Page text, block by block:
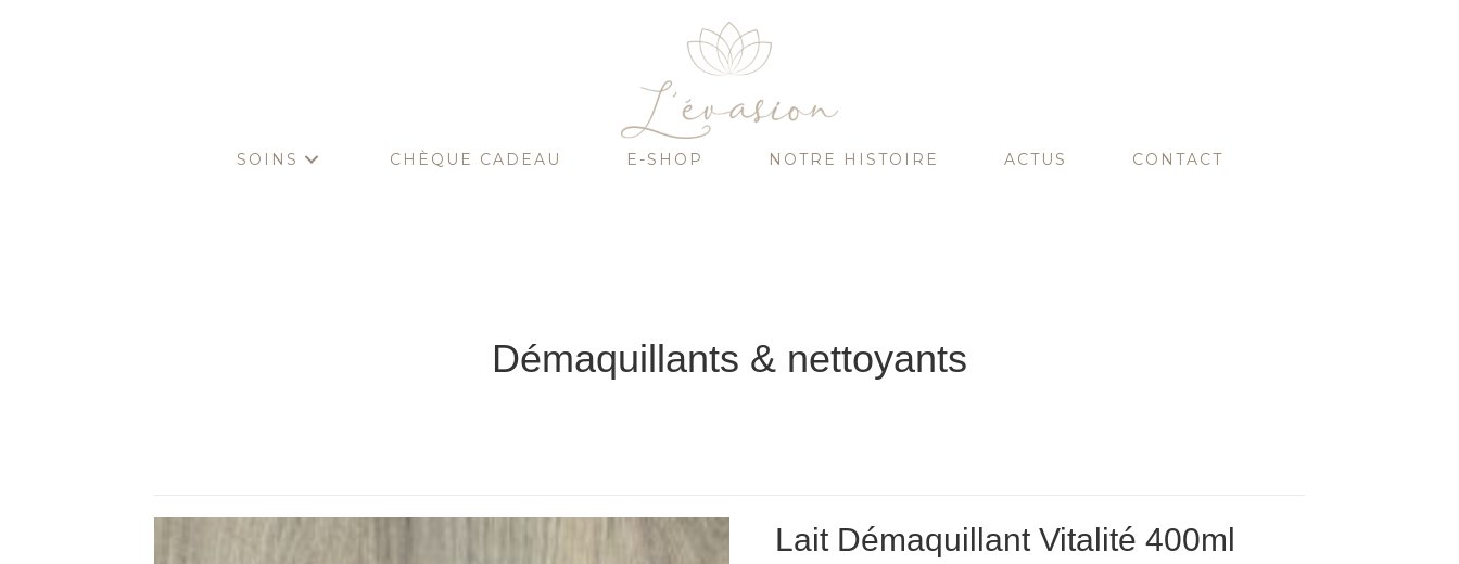
SOINS CHÈQUE CADEAU E-SHOP NOTRE HISTOIRE ACTUS CONTACT
Démaquillants & nettoyants
Lait Démaquillant Vitalité 400ml